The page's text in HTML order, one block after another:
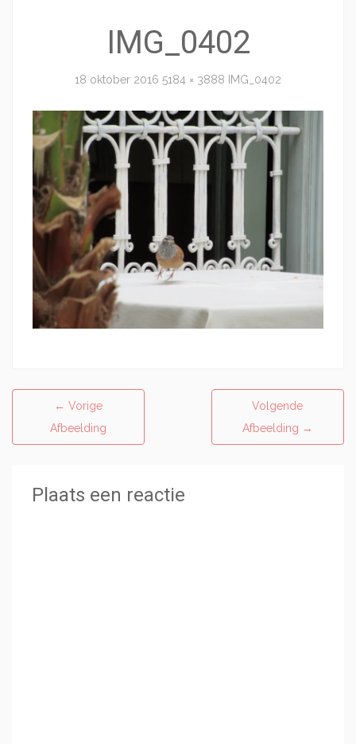
IMG_0402
18 oktober 2016 5184 × 3888 IMG_0402
← Vorige
Afbeelding
Volgende
Afbeelding →
Plaats een reactie